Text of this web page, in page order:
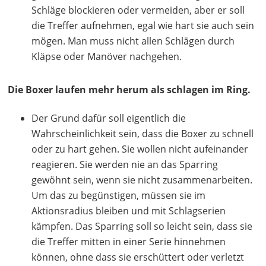
Schläge blockieren oder vermeiden, aber er soll
die Treffer aufnehmen, egal wie hart sie auch sein
mögen. Man muss nicht allen Schlägen durch
Kläpse oder Manöver nachgehen.
Die Boxer laufen mehr herum als schlagen im Ring.
Der Grund dafür soll eigentlich die
Wahrscheinlichkeit sein, dass die Boxer zu schnell
oder zu hart gehen. Sie wollen nicht aufeinander
reagieren. Sie werden nie an das Sparring
gewöhnt sein, wenn sie nicht zusammenarbeiten.
Um das zu begünstigen, müssen sie im
Aktionsradius bleiben und mit Schlagserien
kämpfen. Das Sparring soll so leicht sein, dass sie
die Treffer mitten in einer Serie hinnehmen
können, ohne dass sie erschüttert oder verletzt